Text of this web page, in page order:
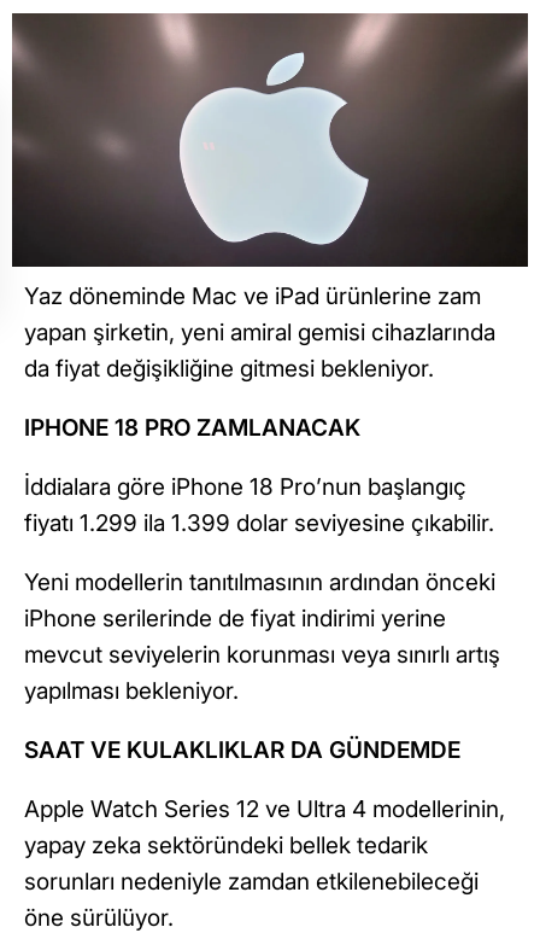
Yaz döneminde Mac ve iPad ürünlerine zam
yapan şirketin, yeni amiral gemisi cihazlarında
da fiyat değişikliğine gitmesi bekleniyor.
IPHONE 18 PRO ZAMLANACAK
İddialara göre iPhone 18 Pro’nun başlangıç
fiyatı 1.299 ila 1.399 dolar seviyesine çıkabilir.
Yeni modellerin tanıtılmasının ardından önceki
iPhone serilerinde de fiyat indirimi yerine
mevcut seviyelerin korunması veya sınırlı artış
yapılması bekleniyor.
SAAT VE KULAKLIKLAR DA GÜNDEMDE
Apple Watch Series 12 ve Ultra 4 modellerinin,
yapay zeka sektöründeki bellek tedarik
sorunları nedeniyle zamdan etkilenebileceği
öne sürülüyor.